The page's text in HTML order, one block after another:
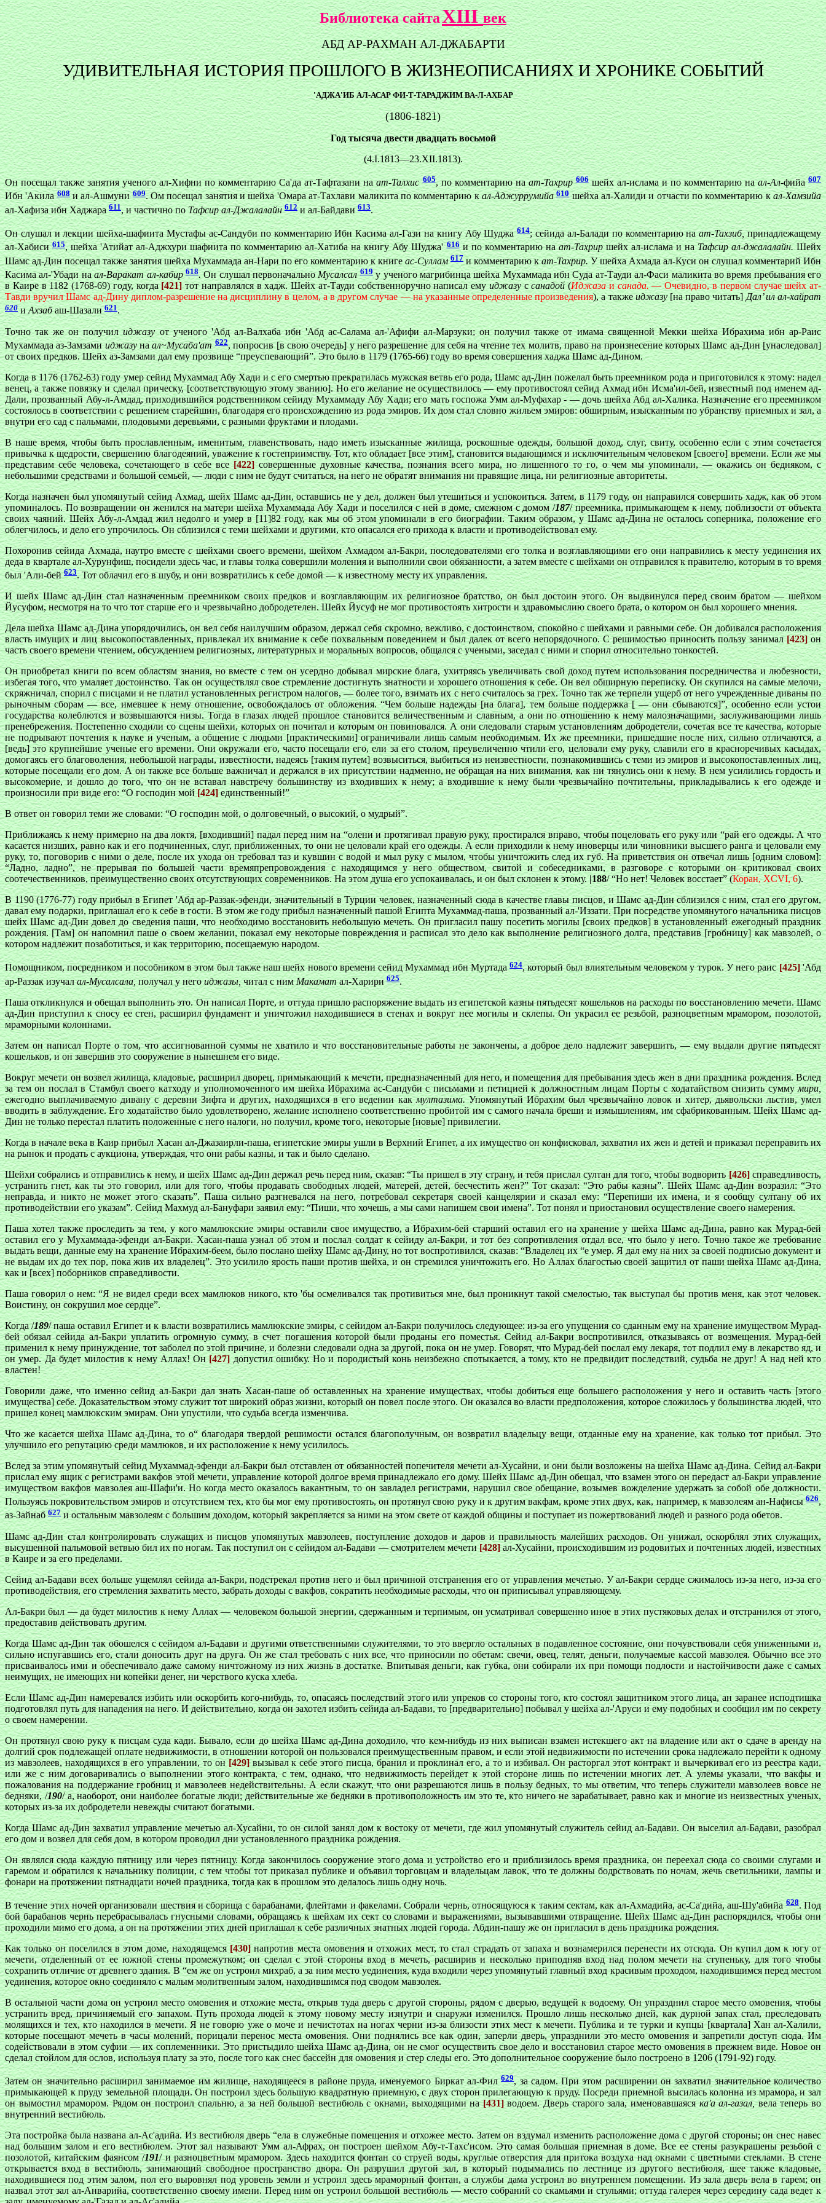
Библиотека сайтаXIIIвек
АБД АР-РАХМАН АЛ-ДЖАБАРТИ
УДИВИТЕЛЬНАЯ ИСТОРИЯ ПРОШЛОГО В ЖИЗНЕОПИСАНИЯХ И ХРОНИКЕ СОБЫТИЙ
'АДЖА'ИБ АЛ-АСАР ФИ-Т-ТАРАДЖИМ ВА-Л-АХБАР
(1806-1821)
Год тысяча двести двадцать восьмой
(4.I.1813—23.XII.1813).
Он посещал также занятия ученого ал-Хифни по комментарию Са'да ат-Тафтазани наат-Талхис 605, по комментарию наат-Тахрир606шейх ал-ислама и по комментарию наал-Ал-фийа607
Ибн 'Акила608и ал-Ашмуни609. Ом посещал занятия и шейха 'Омара ат-Тахлави маликита по комментарию кал-Аджуррумийа 610 шейха ал-Халиди и отчасти по комментарию кал-Хамзийа
ал-Хафиза ибн Хаджара611, и частично поТафсир ал-Джалалайн 612и ал-Байдави613.
Он слушал и лекции шейха-шафиита Мустафы ас-Сандуби по комментарию Ибн Касима ал-Гази на книгу Абу Шуджа614; сейида ал-Балади по комментарию наат-Тахзиб,принадлежащему
ал-Хабиси615, шейха 'Атийат ал-Аджхури шафиита по комментарию ал-Хатиба на книгу Абу Шуджа'616и по комментарию наат-Тахриршейх ал-ислама и наТафсир ал-джалалайн.Шейх
Шамс ад-Дин посещал также занятия шейха Мухаммада ан-Нари по его комментарию к книгеас-Суллам617и комментарию кат-Тахрир.У шейха Ахмада ал-Куси он слушал комментарий Ибн
Касима ал-'Убади наал-Варакат ал-кабир 618.Он слушал первоначальноМусалсал 619у ученого магрибинца шейха Мухаммада ибн Суда ат-Тауди ал-Фаси маликита во время пребывания его
в Каире в 1182 (1768-69) году, когда[421]тот направлялся в хадж. Шейх ат-Тауди собственноручно написал емуиджазуссанадой(Иджазаисанада.— Очевидно, в первом случае шейх ат-
Тавди вручил Шамс ад-Дину диплом-разрешение на дисциплину в целом, а в другом случае — на указанные определенные произведения), а такжеиджазу [на право читать]Дал’ ил ал-хайрат
620 иАхзабаш-Шазали621.
Точно так же он получилиджазуот ученого 'Абд ал-Валхаба ибн 'Абд ас-Салама ал-'Афифи ал-Марзуки; он получил также от имама священной Мекки шейха Ибрахима ибн ар-Раис
Мухаммада аз-Замзамииджазунаал~Мусаба'ат 622, попросив [в свою очередь] у него разрешение для себя на чтение тех молитв, право на произнесение которых Шамс ад-Дин [унаследовал]
от своих предков. Шейх аз-Замзами дал ему прозвище “преуспевающий”. Это было в 1179 (1765-66) году во время совершения хаджа Шамс ад-Дином.
Когда в 1176 (1762-63) году умер сейид Мухаммад Абу Хади и с его смертью прекратилась мужская ветвь его рода, Шамс ад-Дин пожелал быть преемником рода и приготовился к этому: надел
венец, а также повязку и сделал прическу, [соответствующую этому званию]. Но его желание не осуществилось — ему противостоял сейид Ахмад ибн Исма'ил-бей, известный под именем ад-
Дали, прозванный Абу-л-Амдад, приходившийся родственником сейиду Мухаммаду Абу Хади; его мать госпожа Умм ал-Муфахар - — дочь шейха Абд ал-Халика. Назначение его преемником
состоялось в соответствии с решением старейшин, благодаря его происхождению из рода эмиров. Их дом стал словно жильем эмиров: обширным, изысканным по убранству приемных и зал, а
внутри его сад с пальмами, плодовыми деревьями, с разными фруктами и плодами.
В наше время, чтобы быть прославленным, именитым, главенствовать, надо иметь изысканные жилища, роскошные одежды, большой доход, слуг, свиту, особенно если с этим сочетается
привычка к щедрости, свершению благодеяний, уважение к гостеприимству. Тот, кто обладает [все этим], становится выдающимся и исключительным человеком [своего] времени. Если же мы
представим себе человека, сочетающего в себе все[422]совершенные духовные качества, познания всего мира, но лишенного то го, о чем мы упоминали, — окажись он бедняком, с
небольшими средствами и большой семьей, — люди с ним не будут считаться, на него не обратят внимания ни правящие лица, ни религиозные авторитеты.
Когда назначен был упомянутый сейид Ахмад, шейх Шамс ад-Дин, оставшись не у дел, должен был утешиться и успокоиться. Затем, в 1179 году, он направился совершить хадж, как об этом
упоминалось. По возвращении он женился на матери шейха Мухаммада Абу Хади и поселился с ней в доме, смежном с домом /187/ преемника, примыкающем к нему, поблизости от объекта
своих чаяний. Шейх Абу-л-Амдад жил недолго и умер в [11]82 году, как мы об этом упоминали в его биографии. Таким образом, у Шамс ад-Дина не осталось соперника, положение его
облегчилось, и дело его упрочилось. Он сблизился с теми шейхами и другими, кто опасался его прихода к власти и противодействовал ему.
Похоронив сейида Ахмада, наутро вместесшейхами своего времени, шейхом Ахмадом ал-Бакри, последователями его толка и возглавляющими его они направились к месту уединения их
деда в квартале ал-Хурунфиш, посидели здесь час, и главы толка совершили моления и выполнили свои обязанности, а затем вместе с шейхами он отправился к правителю, которым в то время
был 'Али-бей623. Тот облачил его в шубу, и они возвратились к себе домой — к известному месту их управления.
И шейх Шамс ад-Дин стал назначенным преемником своих предков и возглавляющим их религиозное братство, он был достоин этого. Он выдвинулся перед своим братом — шейхом
Йусуфом, несмотря на то что тот старше его и чрезвычайно добродетелен. Шейх Йусуф не мог противостоять хитрости и здравомыслию своего брата, о котором он был хорошего мнения.
Дела шейха Шамс ад-Дина упорядочились, он вел себя наилучшим образом, держал себя скромно, вежливо, с достоинством, спокойно с шейхами и равными себе. Он добивался расположения
власть имущих и лиц высокопоставленных, привлекал их внимание к себе похвальным поведением и был далек от всего непорядочного. С решимостью приносить пользу занимал[423]он
часть своего времени чтением, обсуждением религиозных, литературных и моральных вопросов, общался с учеными, заседал с ними и спорил относительно тонкостей.
Он приобретал книги по всем областям знания, но вместе с тем он усердно добывал мирские блага, ухитряясь увеличивать свой доход путем использования посредничества и любезности,
избегая того, что умаляет достоинство. Так он осуществлял свое стремление достигнуть знатности и хорошего отношения к себе. Он вел обширную переписку. Он скупился на самые мелочи,
скряжничал, спорил с писцами и не платил установленных регистром налогов, — более того, взимать их с него считалось за грех. Точно так же терпели ущерб от него учрежденные диваны по
рыночным сборам — все, имевшее к нему отношение, освобождалось от обложения. “Чем больше надежды [на блага], тем больше поддержка [ — они сбываются]”, особенно если устои
государства колеблются и возвышаются низы. Тогда в глазах людей прошлое становится величественным и славным, а они по отношению к нему малозначащими, заслуживающими лишь
пренебрежения. Постепенно сходили со сцены шейхи, которых он почитал и которым он повиновался. А они следовали старым установлениям добродетели, сочетая все те качества, которые
не подрывают почтения к науке и ученым, а общение с людьми [практическими] ограничивали лишь самым необходимым. Их же преемники, пришедшие после них, сильно отличаются, а
[ведь] это крупнейшие ученые его времени. Они окружали его, часто посещали его, ели за его столом, преувеличенно чтили его, целовали ему руку, славили его в красноречивых касыдах,
домогаясь его благоволения, небольшой награды, известности, надеясь [таким путем] возвыситься, выбиться из неизвестности, познакомившись с теми из эмиров и высокопоставленных лиц,
которые посещали его дом. А он также все больше важничал и держался в их присутствии надменно, не обращая на них внимания, как ни тянулись они к нему. В нем усилились гордость и
высокомерие, и дошло до того, что он не вставал навстречу большинству из входивших к нему; а входившие к нему были чрезвычайно почтительны, прикладывались к его одежде и
произносили при виде его: “О господин мой[424]единственный!”
В ответ он говорил теми же словами: “О господин мой, о долговечный, о высокий, о мудрый”.
Приближаясь к нему примерно на два локтя, [входивший] падал перед ним на “олени и протягивал правую руку, простирался вправо, чтобы поцеловать его руку или “рай его одежды. А что
касается низших, равно как и его подчиненных, слуг, приближенных, то они не целовали край его одежды. А если приходили к нему иноверцы или чиновники высшего ранга и целовали ему
руку, то, поговорив с ними о деле, после их ухода он требовал таз и кувшин с водой и мыл руку с мылом, чтобы уничтожить след их губ. На приветствия он отвечал лишь [одним словом]:
“Ладно, ладно”, не прерывая по большей части времяпрепровождения с находящимся у него обществом, свитой и собеседниками, в разговоре с которыми он критиковал своих
соотечественников, преимущественно своих отсутствующих современников. На этом душа его успокаивалась, и он был склонен к этому.|188/ “Но нет! Человек восстает” (Коран, XCVI, 6).
В 1190 (1776-77) году прибыл в Египет 'Абд ар-Раззак-эфенди, значительный в Турции человек, назначенный сюда в качестве главы писцов, и Шамс ад-Дин сблизился с ним, стал его другом,
давал ему подарки, приглашал его к себе в гости. В этом же году прибыл назначенный пашой Египта Мухаммад-паша, прозванный ал-'Иззати. При посредстве упомянутого начальника писцов
шейх Шамс ад-Дин довел до сведения паши, что необходимо восстановить небольшую мечеть. Он пригласил пашу посетить могилы [своих предков] в установленный ежегодный праздник
рождения. [Там] он напомнил паше о своем желании, показал ему некоторые повреждения и расписал это дело как выполнение религиозного долга, представив [гробницу] как мавзолей, о
котором надлежит позаботиться, и как территорию, посещаемую народом.
Помощником, посредником и пособником в этом был также наш шейх нового времени сейид Мухаммад ибн Муртада624, который был влиятельным человеком у турок. У него раис [425]'Абд
ар-Раззак изучалал-Мусалсала,получал у негоиджазы,читал с нимМакаматал-Харири625.
Паша откликнулся и обещал выполнить это. Он написал Порте, и оттуда пришло распоряжение выдать из египетской казны пятьдесят кошельков на расходы по восстановлению мечети. Шамс
ад-Дин приступил к сносу ее стен, расширил фундамент и уничтожил находившиеся в стенах и вокруг нее могилы и склепы. Он украсил ее резьбой, разноцветным мрамором, позолотой,
мраморными колоннами.
Затем он написал Порте о том, что ассигнованной суммы не хватило и что восстановительные работы не закончены, а доброе дело надлежит завершить, — ему выдали другие пятьдесят
кошельков, и он завершив это сооружение в нынешнем его виде.
Вокруг мечети он возвел жилища, кладовые, расширил дворец, примыкающий к мечети, предназначенный для него, и помещения для пребывания здесь жен в дни праздника рождения. Вслед
за тем он послал в Стамбул своего катходу и уполномоченного им шейха Ибрахима ас-Сандуби с письмами и петицией к должностным лицам Порты с ходатайством снизить суммумири,
ежегодно выплачиваемую дивану с деревни Зифта и других, находящихся в его ведении какмултазима.Упомянутый Ибрахим был чрезвычайно ловок и хитер, дьявольски льстив, умел
вводить в заблуждение. Его ходатайство было удовлетворено, желание исполнено соответственно пробитой им с самого начала бреши и измышлениям, им сфабрикованным. Шейх Шамс ад-
Дин не только перестал платить положенные с него налоги, но получил, кроме того, некоторые [новые] привилегии.
Когда в начале века в Каир прибыл Хасан ал-Джазаирли-паша, египетские эмиры ушли в Верхний Египет, а их имущество он конфисковал, захватил их жен и детей и приказал переправить их
на рынок и продать с аукциона, утверждая, что они рабы казны, и так и было сделано.
Шейхи собрались и отправились к нему, и шейх Шамс ад-Дин держал речь перед ним, сказав: “Ты пришел в эту страну, и тебя прислал султан для того, чтобы водворить[426]справедливость,
устранить гнет, как ты это говорил, или для того, чтобы продавать свободных людей, матерей, детей, бесчестить жен?” Тот сказал: “Это рабы казны”. Шейх Шамс ад-Дин возразил: “Это
неправда, и никто не может этого сказать”. Паша сильно разгневался на него, потребовал секретаря своей канцелярии и сказал ему: “Перепиши их имена, и я сообщу султану об их
противодействии его указам”. Сейид Махмуд ал-Бануфари заявил ему: “Пиши, что хочешь, а мы сами напишем свои имена”. Тот понял и приостановил осуществление своего намерения.
Паша хотел также проследить за тем, у кого мамлюкские эмиры оставили свое имущество, а Ибрахим-бей старший оставил его на хранение у шейха Шамс ад-Дина, равно как Мурад-бей
оставил его у Мухаммада-эфенди ал-Бакри. Хасан-паша узнал об этом и послал солдат к сейиду ал-Бакри, и тот без сопротивления отдал все, что было у него. Точно такое же требование
выдать вещи, данные ему на хранение Ибрахим-беем, было послано шейху Шамс ад-Дину, но тот воспротивился, сказав: “Владелец их “е умер. Я дал ему на них за своей подписью документ и
не выдам их до тех пор, пока жив их владелец”. Это усилило ярость паши против шейха, и он стремился уничтожить его. Но Аллах благостью своей защитил от паши шейха Шамс ад-Дина,
как и [всех] поборников справедливости.
Паша говорил о нем: “Я не видел среди всех мамлюков никого, кто 'бы осмеливался так противиться мне, был проникнут такой смелостью, так выступал бы против меня, как этот человек.
Воистину, он сокрушил мое сердце”.
Когда /189/ паша оставил Египет и к власти возвратились мамлюкские эмиры, с сейидом ал-Бакри получилось следующее: из-за его упущения со сданным ему на хранение имуществом Мурад-
бей обязал сейида ал-Бакри уплатить огромную сумму, в счет погашения которой были проданы его поместья. Сейид ал-Бакри воспротивился, отказываясь от возмещения. Мурад-бей
применил к нему принуждение, тот заболел по этой причине, и болезни следовали одна за другой, пока он не умер. Говорят, что Мурад-бей послал ему лекаря, тот подлил ему в лекарство яд, и
он умер. Да будет милостив к нему Аллах! Он[427]допустил ошибку. Но и породистый конь неизбежно спотыкается, а тому, кто не предвидит последствий, судьба не друг! А над ней кто
властен!
Говорили даже, что именно сейид ал-Бакри дал знать Хасан-паше об оставленных на хранение имуществах, чтобы добиться еще большего расположения у него и оставить часть [этого
имущества] себе. Доказательством этому служит тот широкий образ жизни, который он повел после этого. Он оказался во власти предположения, которое сложилось у большинства людей, что
пришел конец мамлюкским эмирам. Они упустили, что судьба всегда изменчива.
Что же касается шейха Шамс ад-Дина, то о“ благодаря твердой решимости остался благополучным, он возвратил владельцу вещи, отданные ему на хранение, как только тот прибыл. Это
улучшило его репутацию среди мамлюков, и их расположение к нему усилилось.
Вслед за этим упомянутый сейид Мухаммад-эфенди ал-Бакри был отставлен от обязанностей попечителя мечети ал-Хусайни, и они были возложены на шейха Шамс ад-Дина. Сейид ал-Бакри
прислал ему ящик с регистрами вакфов этой мечети, управление которой долгое время принадлежало его дому. Шейх Шамс ад-Дин обещал, что взамен этого он передаст ал-Бакри управление
имуществом вакфов мавзолея аш-Шафи'и. Но когда место оказалось вакантным, то он завладел регистрами, нарушил свое обещание, возымев вожделение удержать за собой обе должности.
Пользуясь покровительством эмиров и отсутствием тех, кто бы мог ему противостоять, он протянул свою руку и к другим вакфам, кроме этих двух, как, например, к мавзолеям ан-Нафисы626,
аз-Зайнаб627 и остальным мавзолеям с большим доходом, который закрепляется за ними на этом свете от каждой общины и поступает из пожертвований людей и разного рода обетов.
Шамс ад-Дин стал контролировать служащих и писцов упомянутых мавзолеев, поступление доходов и даров и правильность малейших расходов. Он унижал, оскорблял этих служащих,
высушенной пальмовой ветвью бил их по ногам. Так поступил он с сейидом ал-Бадави — смотрителем мечети[428]ал-Хусайни, происходившим из родовитых и почтенных людей, известных
в Каире и за его пределами.
Сейид ал-Бадави всех больше ущемлял сейида ал-Бакри, подстрекал против него и был причиной отстранения его от управления мечетью. У ал-Бакри сердце сжималось из-за него, из-за его
противодействия, его стремления захватить место, забрать доходы с вакфов, сократить необходимые расходы, что он приписывал управляющему.
Ал-Бакри был — да будет милостив к нему Аллах — человеком большой энергии, сдержанным и терпимым, он усматривал совершенно иное в этих пустяковых делах и отстранился от этого,
предоставив действовать другим.
Когда Шамс ад-Дин так обошелся с сейидом ал-Бадави и другими ответственными служителями, то это ввергло остальных в подавленное состояние, они почувствовали себя униженными и,
сильно испугавшись его, стали доносить друг на друга. Он же стал требовать с них все, что приносили по обетам: свечи, овец, телят, деньги, получаемые кассой мавзолея. Обычно все это
присваивалось ими и обеспечивало даже самому ничтожному из них жизнь в достатке. Впитывая деньги, как губка, они собирали их при помощи подлости и настойчивости даже с самых
неимущих, не имеющих ни копейки денег, ни черствого куска хлеба.
Если Шамс ад-Дин намеревался избить или оскорбить кого-нибудь, то, опасаясь последствий этого или упреков со стороны того, кто состоял защитником этого лица, ан заранее исподтишка
подготовлял путь для нападения на него. И действительно, когда он захотел избить сейида ал-Бадави, то [предварительно] побывал у шейха ал-'Аруси и ему подобных и сообщил им по секрету
о своем намерении.
Он протянул свою руку к писцам суда кади. Бывало, если до шейха Шамс ад-Дина доходило, что кем-нибудь из них выписан взамен истекшего акт на владение или акт о сдаче в аренду на
долгий срок подлежащей оплате недвижимости, в отношении которой он пользовался преимущественным правом, и если этой недвижимости по истечении срока надлежало перейти к одному
из мавзолеев, находящихся в его управлении, то он[429]вызывал к себе этого писца, бранил и проклинал его, а то и избивал. Он расторгал этот контракт и вычеркивал его из реестра кади,
или же с ним договаривались о выполнении этого контракта, с тем, однако, что недвижимость перейдет к этой стороне лишь по истечении многих лет. А улемы указали, что вакфы и
пожалования на поддержание гробниц и мавзолеев недействительны. А если скажут, что они разрешаются лишь в пользу бедных, то мы ответим, что теперь служители мавзолеев вовсе не
бедняки, /190/ а, наоборот, они наиболее богатые люди; действительные же бедняки в противоположность им это те, кто ничего не зарабатывает, равно как и многие из неизвестных ученых,
которых из-за их добродетели невежды считают богатыми.
Когда Шамс ад-Дин захватил управление мечетью ал-Хусайни, то он силой занял дом к востоку от мечети, где жил упомянутый служитель сейид ал-Бадави. Он выселил ал-Бадави, разобрал
его дом и возвел для себя дом, в котором проводил дни установленного праздника рождения.
Он являлся сюда каждую пятницу или через пятницу. Когда закончилось сооружение этого дома и устройство его и приблизилось время праздника, он переехал сюда со своими слугами и
гаремом и обратился к начальнику полиции, с тем чтобы тот приказал публике и объявил торговцам и владельцам лавок, что те должны бодрствовать по ночам, жечь светильники, лампы и
фонари на протяжении пятнадцати ночей праздника, тогда как в прошлом это делалось лишь одну ночь.
В течение этих ночей организовали шествия и сборища с барабанами, флейтами и факелами. Собрали чернь, относящуюся к таким сектам, как ал-Ахмадийа, ас-Са'дийа, аш-Шу'абийа628. Под
бой барабанов чернь перебрасывалась гнусными словами, обращаясь к шейхам их сект со словами и выражениями, вызывавшими отвращение. Шейх Шамс ад-Дин распорядился, чтобы они
проходили мимо его дома, а он на протяжении этих дней приглашал к себе различных знатных людей города. Абдин-пашу же он пригласил в день праздника рождения.
Как только он поселился в этом доме, находящемся[430]напротив места омовения и отхожих мест, то стал страдать от запаха и вознамерился перенести их отсюда. Он купил дом к югу от
мечети, отделенный от ее южной стены промежутком; он сделал с этой стороны вход в мечеть, расширив и несколько приподняв вход над полом мечети на ступеньку, для того чтобы
сохранить отличие от древнего здания. В “ем же он устроил михраб, а за ним место уединения, куда входили через упомянутый главный вход красивым проходом, находившимся перед местом
уединения, которое окно соединяло с малым молитвенным залом, находившимся под сводом мавзолея.
В остальной части дома он устроил место омовения и отхожие места, открыв туда дверь с другой стороны, рядом с дверью, ведущей к водоему. Он упразднил старое место омовения, чтобы
устранить вред, причиняемый его запахом. Путь прохода людей к этому новому месту изнутри и снаружи изменился. Прошло лишь несколько дней, как дурной запах стал, преследовать
молящихся и тех, кто находился в мечети. Я не говорю уже о моче и нечистотах на ногах черни из-за близости этих мест к мечети. Публика и те турки и купцы [квартала] Хан ал-Халили,
которые посещают мечеть в часы молений, порицали перенос места омовения. Они поднялись все как один, заперли дверь, упразднили это место омовения и запретили доступ сюда. Им
содействовали в этом суфии — их соплеменники. Это пристыдило шейха Шамс ад-Дина, он не смог осуществить свое дело и восстановил старое место омовения в прежнем виде. Новое он
сделал стойлом для ослов, используя плату за это, после того как снес бассейн для омовения и стер следы его. Это дополнительное сооружение было построено в 1206 (1791-92) году.
Затем он значительно расширил занимаемое им жилище, находящееся в районе пруда, именуемого Биркат ал-Фил629, за садом. При этом расширении он захватил значительное количество
примыкающей к пруду земельной площади. Он построил здесь большую квадратную приемную, с двух сторон прилегающую к пруду. Посреди приемной высилась колонна из мрамора, и зал
он вымостил мрамором. Рядом он построил спальню, а за ней большой вестибюль с окнами, выходящими на[431]водоем. Дверь старого зала, именовавшаясяка'а ал-газал,вела теперь во
внутренний вестибюль.
Эта постройка была названа ал-Ас'адийа. Из вестибюля дверь “ела в служебные помещения и отхожее место. Затем он вздумал изменить расположение дома с другой стороны; он снес навес
над большим залом и его вестибюлем. Этот зал называют Умм ал-Афрах, он построен шейхом Абу-т-Тахс'исом. Это самая большая приемная в доме. Все ее стены разукрашены резьбой с
позолотой, китайским фаянсом /191/ и разноцветным мрамором. Здесь находится фонтан со струей воды, круглые отверстия для притока воздуха над окнами с цветными стеклами. В стене
открывается вход в вестибюль, занимающий свободное пространство двора. Он разрушил другой зал, в который подымались по лестнице из другого вестибюля, шее также кладовые,
находившиеся под этим залом, пол его выровнял под уровень земли и устроил здесь мраморный фонтан, а службы дама устроил во внутреннем помещении. Из зала дверь вела в гарем; он
назвал этот зал ал-Анварийа, соответственно своему имени. Перед ним он устроил большой вестибюль — место собраний со скамьями и стульями; оттуда галерея через середину сада ведет к